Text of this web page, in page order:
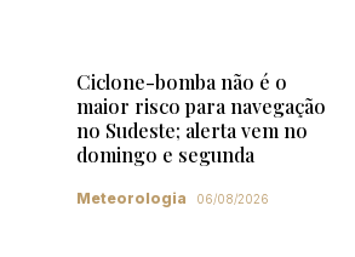
Ciclone-bomba não é o
maior risco para navegação
no Sudeste; alerta vem no
domingo e segunda
Meteorologia 06/08/2026